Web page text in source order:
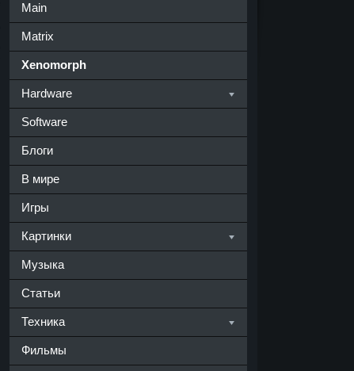
Main
Matrix
Xenomorph
Hardware
Software
Блоги
В мире
Игры
Картинки
Музыка
Статьи
Техника
Фильмы